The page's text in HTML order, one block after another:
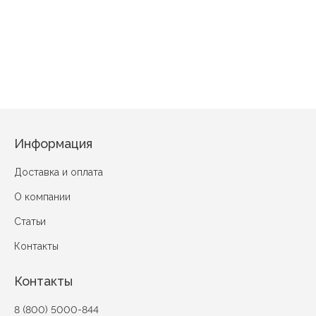
Информация
Доставка и оплата
О компании
Статьи
Контакты
Контакты
8 (800) 5000-844